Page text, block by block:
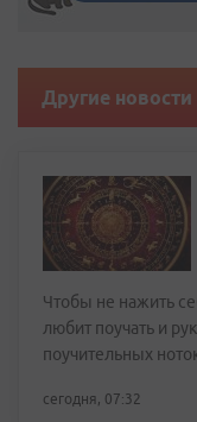
Другие новости
Чтобы не нажить
любит поучать и
поучительных
сегодня, 07:32